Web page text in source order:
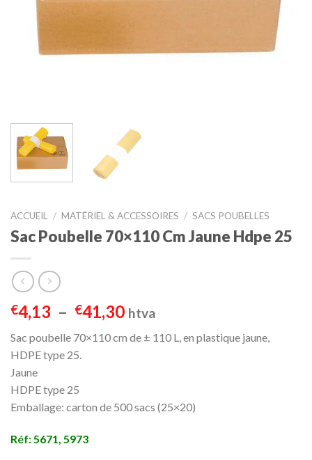
ACCUEIL / MATÉRIEL & ACCESSOIRES / SACS POUBELLES
Sac Poubelle 70×110 Cm Jaune Hdpe 25
€4,13 – €41,30Plage
prix :
htva
Sac poubelle 70×110 cm de ± 110 L, en plastique jaune,
HDPE type 25.
Jaune
HDPE type 25
Emballage: carton de 500 sacs (25×20)
Réf: 5671, 5973